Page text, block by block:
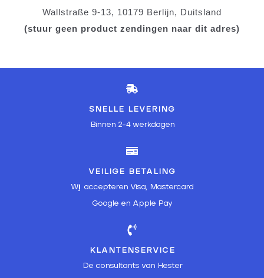
Wallstraße 9-13, 10179 Berlijn, Duitsland
(stuur geen product zendingen naar dit adres)
SNELLE LEVERING
Binnen 2-4 werkdagen
VEILIGE BETALING
Wij accepteren Visa, Mastercard
Google en Apple Pay
KLANTENSERVICE
De consultants van Hester